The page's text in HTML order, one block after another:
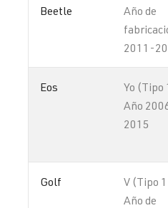
Beetle
Año de
2011-
Eos
Yo (Tipo
Año
2015
Golf
V (Tipo
Año de